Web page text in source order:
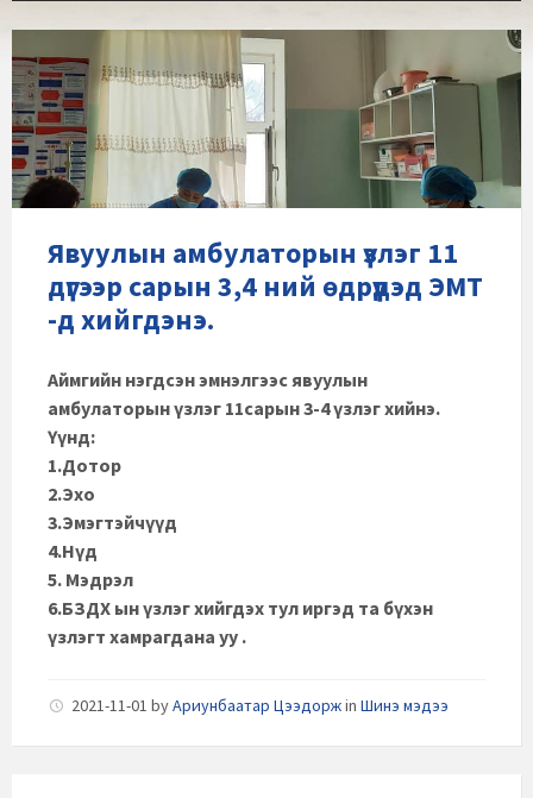
Явуулын амбулаторын үзлэг 11
дүгээр сарын 3,4 ний өдрүүдэд ЭМТ
-д хийгдэнэ.
Аймгийн нэгдсэн эмнэлгээс явуулын
амбулаторын үзлэг 11сарын 3-4 үзлэг хийнэ.
Үүнд:
1.Дотор
2.Эхо
3.Эмэгтэйчүүд
4.Нүд
5. Мэдрэл
6.БЗДХ ын үзлэг хийгдэх тул иргэд та бүхэн
үзлэгт хамрагдана уу .
2021-11-01 byАриунбаатар Цээдоржin Шинэ мэдээ